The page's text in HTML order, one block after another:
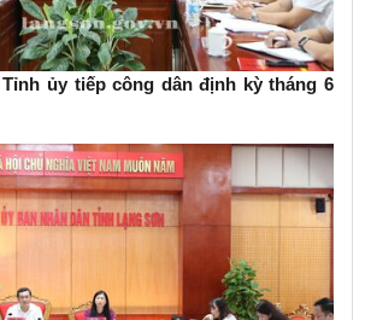
ủy tiếp công dân định kỳ tháng 6